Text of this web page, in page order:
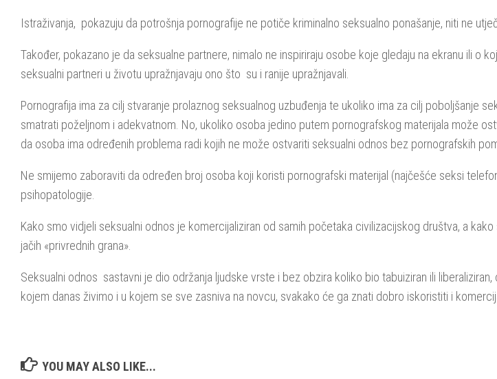
Istraživanja, pokazuju da potrošnja pornografije ne potiče kriminalno seksualno ponašanje, niti ne
Također, pokazano je da seksualne partnere, nimalo ne inspiriraju osobe koje gledaju na ekranu ili o
seksualni partneri u životu upražnjavaju ono što su i ranije upražnjavali.
Pornografija ima za cilj stvaranje prolaznog seksualnog uzbuđenja te ukoliko ima za cilj poboljšanje
smatrati poželjnom i adekvatnom. No, ukoliko osoba jedino putem pornografskog materijala može
da osoba ima određenih problema radi kojih ne može ostvariti seksualni odnos bez pornografskih
Ne smijemo zaboraviti da određen broj osoba koji koristi pornografski materijal (najčešće seksi
psihopatologije.
Kako smo vidjeli seksualni odnos je komercijaliziran od samih početaka civilizacijskog društva, a
jačih «privrednih grana».
Seksualni odnos sastavni je dio održanja ljudske vrste i bez obzira koliko bio tabuiziran ili
kojem danas živimo i u kojem se sve zasniva na novcu, svakako će ga znati dobro iskoristiti i
YOU MAY ALSO LIKE...